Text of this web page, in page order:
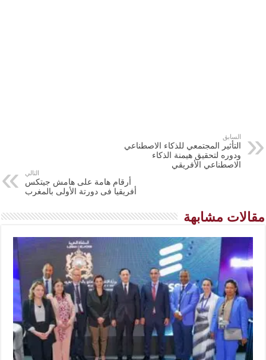
السابق
التأثير المجتمعي للذكاء الاصطناعي
ودوره لتحقيق هيمنة الذكاء
الاصطناعي الأفريقي
التالي
أرقام هامة على هامش جيتكس
أفريقيا فى دورتة الأولى بالمغرب
مقالات مشابهة